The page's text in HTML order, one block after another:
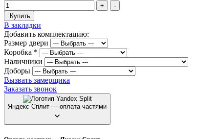
+
-
Купить
В закладки
Добавить комплектацию:
Размер двери
Коробка *
Наличники
Доборы
Вызвать замерщика
Заказать звонок
Яндекс Сплит — оплата частями